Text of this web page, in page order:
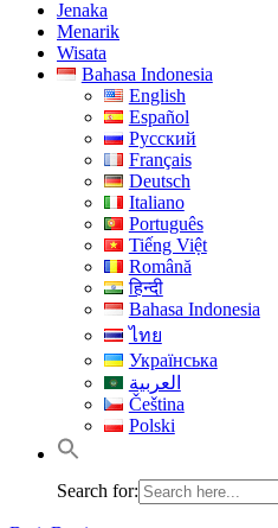
Jenaka
Menarik
Wisata
Bahasa Indonesia
English
Español
Русский
Français
Deutsch
Italiano
Português
Tiếng Việt
Română
हिन्दी
Bahasa Indonesia
ไทย
Українська
العربية
Čeština
Polski
Search for: